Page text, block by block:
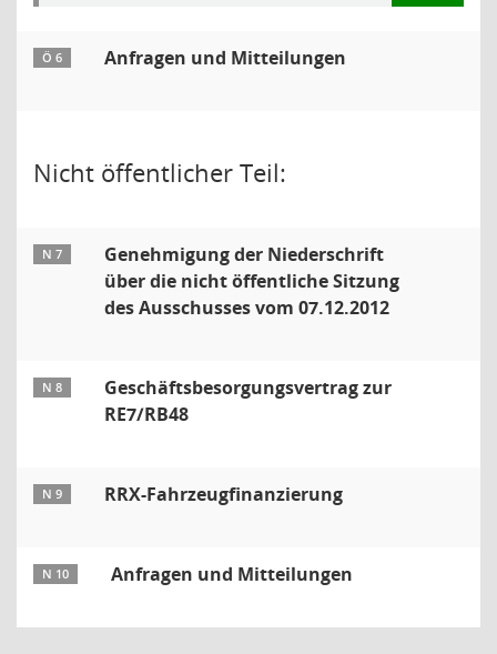
Ö 6 Anfragen und Mitteilungen
Nicht öffentlicher Teil:
N 7
Genehmigung der Niederschrift
über die nicht öffentliche Sitzung
des Ausschusses vom 07.12.2012
N 8
Geschäftsbesorgungsvertrag zur
RE7/RB48
N 9 RRX-Fahrzeugfinanzierung
N 10 Anfragen und Mitteilungen